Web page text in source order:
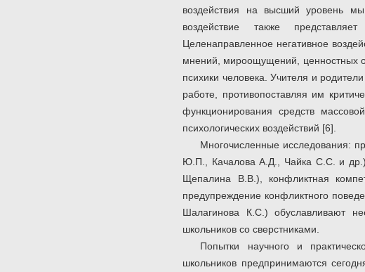
воздействия на высший уровень
воздействие также
Целенаправленное негативное
мнений, мироощущений, ценностных
психики человека. Учителя и
работе, противопоставляя им
функционирования средств
психологических воздействий [6].
Многочисленные исследования:
Ю.П., Качалова А.Д., Чайка С.С. и
Щепалина В.В.), конфликтная
предупреждение конфликтного
Шалагинова К.С.) обуславливают
школьников со сверстниками.
Попытки научного и
школьников предпринимаются